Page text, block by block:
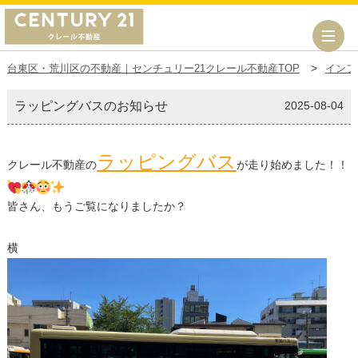
台東区・荒川区の不動産｜センチュリー21クレール不動産TOP イン
ラッピングバスのお知らせ 2025-08-04
クレール不動産のラッピングバス が走り始めました！！
皆さん、もうご覧になりましたか？
横